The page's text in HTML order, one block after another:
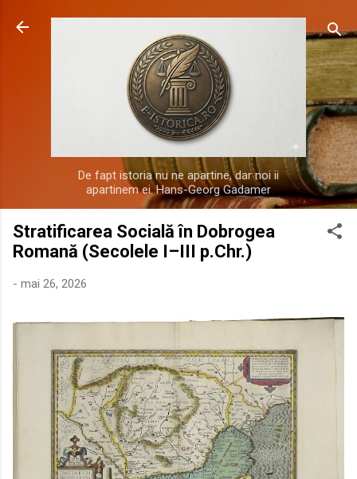
Treceți la conținutul principal
De fapt istoria nu ne apartine, dar noi ii
apartinem ei. Hans-Georg Gadamer
Stratificarea Socială în Dobrogea
Romană (Secolele I–III p.Chr.)
- mai 26, 2026